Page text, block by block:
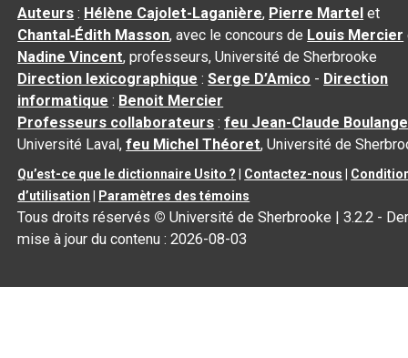
Auteurs : Hélène Cajolet-Laganière, Pierre Martel et
Chantal‑Édith Masson, avec le concours de Louis Mercier
Nadine Vincent, professeurs, Université de Sherbrooke
Direction lexicographique :Serge D’Amico - Direction
informatique : Benoit Mercier
Professeurs collaborateurs :feu Jean-Claude
Université Laval,feu Michel Théoret, Université de
Qu’est-ce que le dictionnaire Usito ? Contactez-nous
d’utilisation
Paramètres des témoins
Tous droits réservés © Université de Sherbrooke |3.2.2 -
mise à jour du contenu :2026-08-03